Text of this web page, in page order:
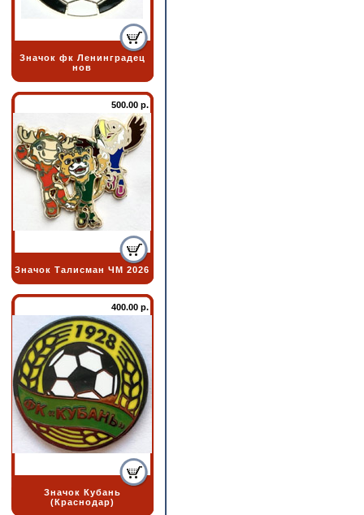
Значок фк Ленинградец
нов
500.00 р.
Значок Талисман ЧМ 2026
400.00 р.
Значок Кубань
(Краснодар)